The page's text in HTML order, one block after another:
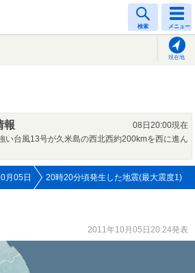
検索 メニュー
現在地
報
08日20:00現在
い台風13号が久米島の西北西約200kmを西に進ん
月05日 20時20分頃発生した地震(最大震度1)
2011年10月05日20:24発表